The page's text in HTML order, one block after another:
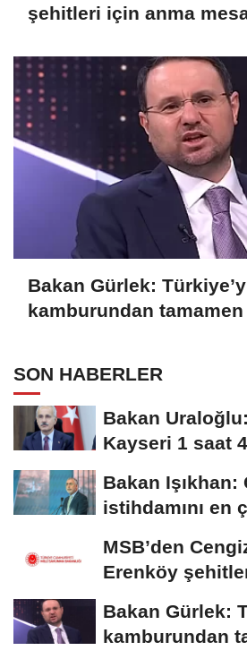
şehitleri için anma
Bakan Gürlek:
kamburundan
SON HABERLER
Bakan
Kayseri 1 saat
Bakan Işıkhan:
istihdamını en
MSB’den
Erenköy
Bakan Gürlek:
kamburundan